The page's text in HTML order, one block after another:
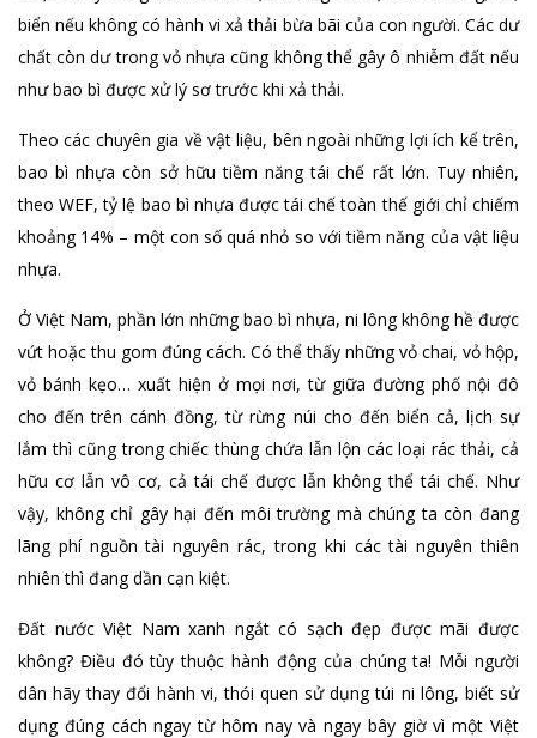
biển nếu không có hành vi xả thải bừa bãi của con người. Các dư
chất còn dư trong vỏ nhựa cũng không thể gây ô nhiễm đất nếu
như bao bì được xử lý sơ trước khi xả thải.
Theo các chuyên gia về vật liệu, bên ngoài những lợi ích kể trên,
bao bì nhựa còn sở hữu tiềm năng tái chế rất lớn. Tuy nhiên,
theo WEF, tỷ lệ bao bì nhựa được tái chế toàn thế giới chỉ chiếm
khoảng 14% – một con số quá nhỏ so với tiềm năng của vật liệu
nhựa.
Ở Việt Nam, phần lớn những bao bì nhựa, ni lông không hề được
vứt hoặc thu gom đúng cách. Có thể thấy những vỏ chai, vỏ hộp,
vỏ bánh kẹo… xuất hiện ở mọi nơi, từ giữa đường phố nội đô
cho đến trên cánh đồng, từ rừng núi cho đến biển cả, lịch sự
lắm thì cũng trong chiếc thùng chứa lẫn lộn các loại rác thải, cả
hữu cơ lẫn vô cơ, cả tái chế được lẫn không thể tái chế. Như
vậy, không chỉ gây hại đến môi trường mà chúng ta còn đang
lãng phí nguồn tài nguyên rác, trong khi các tài nguyên thiên
nhiên thì đang dần cạn kiệt.
Đất nước Việt Nam xanh ngắt có sạch đẹp được mãi được
không? Điều đó tùy thuộc hành động của chúng ta! Mỗi người
dân hãy thay đổi hành vi, thói quen sử dụng túi ni lông, biết sử
dụng đúng cách ngay từ hôm nay và ngay bây giờ vì một Việt